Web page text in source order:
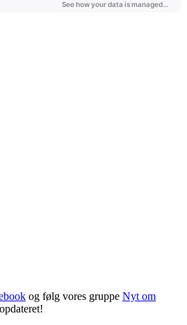
og følg vores gruppe Nyt om